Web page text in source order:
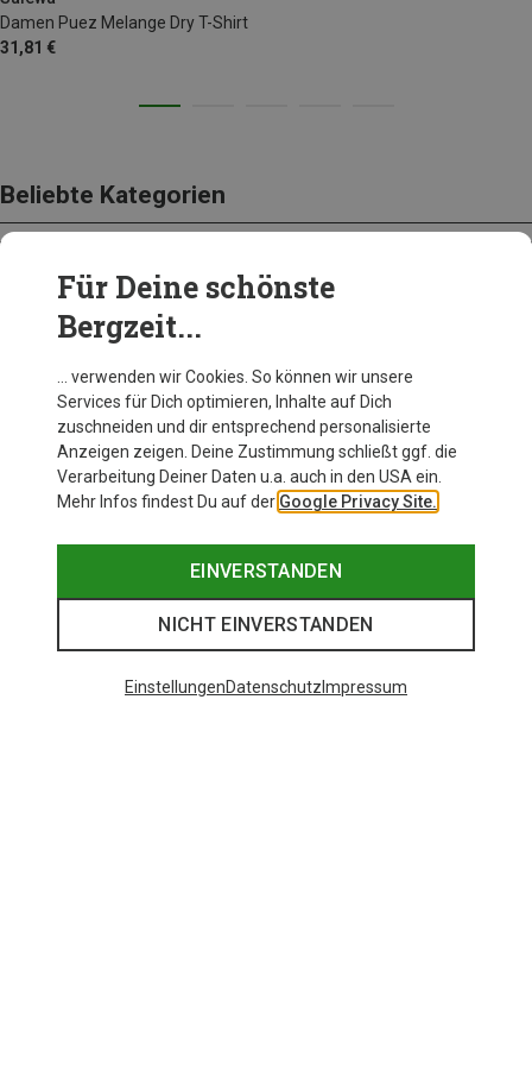
Damen Puez Melange Dry T-Shirt
31,81 €
Beliebte Kategorien
BEKLEIDUNG
Für Deine schönste
Bergzeit...
… verwenden wir Cookies. So können wir unsere
Services für Dich optimieren, Inhalte auf Dich
zuschneiden und dir entsprechend personalisierte
Anzeigen zeigen. Deine Zustimmung schließt ggf. die
Verarbeitung Deiner Daten u.a. auch in den USA ein.
Mehr Infos findest Du auf der Google Privacy Site.
EINVERSTANDEN
NICHT EINVERSTANDEN
EinstellungenDatenschutz Impressum